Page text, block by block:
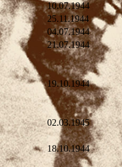
10.07.1944
25.11.1944
04.07.1944
21.07.1944
19.10.1944
02.03.1945
18.10.1944